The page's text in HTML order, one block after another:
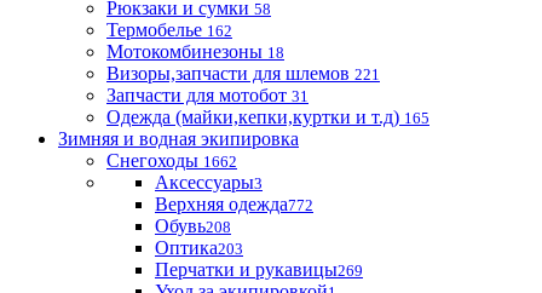
Рюкзаки и сумки 58
Термобелье 162
Мотокомбинезоны 18
Визоры,запчасти для шлемов 221
Запчасти для мотобот 31
Одежда (майки,кепки,куртки и т.д) 165
Зимняя и водная экипировка
Снегоходы 1662
Аксессуары3
Верхняя одежда772
Обувь208
Оптика203
Перчатки и рукавицы269